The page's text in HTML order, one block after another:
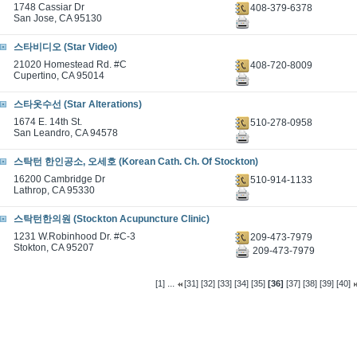
1748 Cassiar Dr
San Jose, CA 95130
408-379-6378
스타비디오 (Star Video)
21020 Homestead Rd. #C
Cupertino, CA 95014
408-720-8009
스타옷수선 (Star Alterations)
1674 E. 14th St.
San Leandro, CA 94578
510-278-0958
스탁턴 한인공소, 오세호 (Korean Cath. Ch. Of Stockton)
16200 Cambridge Dr
Lathrop, CA 95330
510-914-1133
스탁턴한의원 (Stockton Acupuncture Clinic)
1231 W.Robinhood Dr. #C-3
Stokton, CA 95207
209-473-7979
209-473-7979
[1] ... [31] [32] [33] [34] [35] [36] [37] [38] [39] [40]